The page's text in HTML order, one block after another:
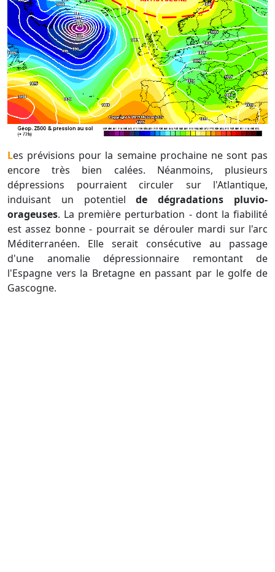
Les prévisions pour la semaine prochaine ne sont pas
encore très bien calées. Néanmoins, plusieurs
dépressions pourraient circuler sur l'Atlantique,
induisant un potentielde dégradations pluvio-
orageuses. La première perturbation - dont la fiabilité
est assez bonne - pourrait se dérouler mardi sur l'arc
Méditerranéen. Elle serait consécutive au passage
d'une anomalie dépressionnaire remontant de
l'Espagne vers la Bretagne en passant par le golfe de
Gascogne.